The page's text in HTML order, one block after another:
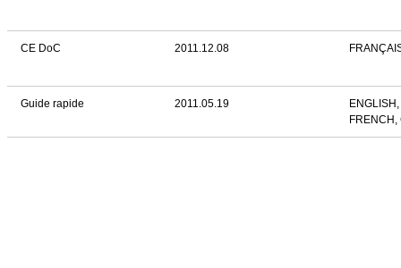
CE DoC 2011.12.08
Guide rapide 2011.05.19
FRENCH,